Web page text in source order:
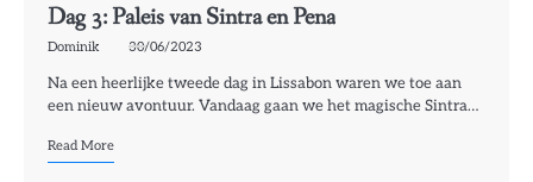
Dag 3: Paleis van Sintra en Pena
Dominik 30/06/2023
Na een heerlijke tweede dag in Lissabon waren we toe aan
een nieuw avontuur. Vandaag gaan we het magische Sintra…
Read More